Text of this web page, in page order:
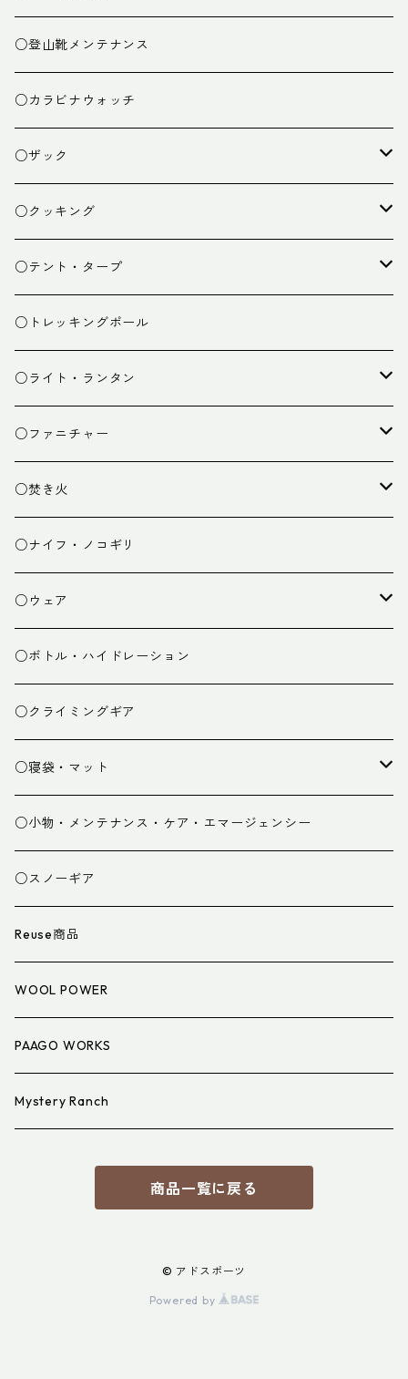
○登山靴メンテナンス
○カラビナウォッチ
○ザック
ザック
スタッフバッグ
ザック小物
○クッキング
クッカー
バーナー
カトラリー
クッキング小物
○テント・タープ
テント
タープ
ペグ・ハンマー・小物
○トレッキングポール
○ライト・ランタン
ライト
ランタン
○ファニチャー
テーブル
チェア
○焚き火
焚き火台
焚き火小物
○ナイフ・ノコギリ
○ウェア
ミドルレイヤー
ベースレイヤー
パンツ
グローブ
スパッツ・ゲイター
衣類小物
アイウェア
○ボトル・ハイドレーション
○クライミングギア
○寝袋・マット
寝袋
マット
寝具小物
○小物・メンテナンス・ケア・エマージェンシー
○スノーギア
Reuse商品
WOOL POWER
PAAGO WORKS
Mystery Ranch
商品一覧に戻る
© アドスポーツ
Powered by